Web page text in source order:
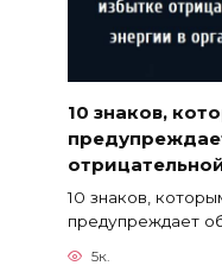
10 знаков,
10 знаков,
предупреждает
5к.